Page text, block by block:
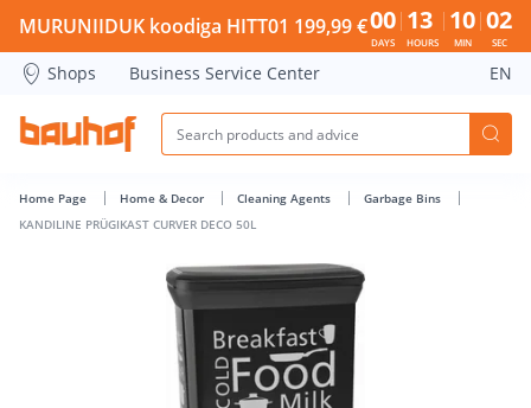
KANDILINE PRÜGIKAST CURVER DECO 50L - Bauhof has
MURUNIIDUK koodiga HITT01 199,99 €00
DAYS
13
HOURS
10
MIN
01
SEC
Shops Business Service Center EN
Home Page Home & Decor Cleaning Agents
Garbage Bins
KANDILINE PRÜGIKAST CURVER DECO 50L